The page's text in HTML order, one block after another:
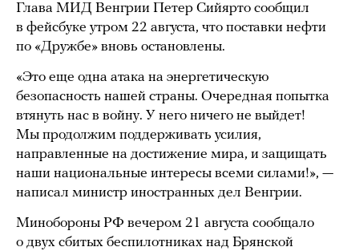
Глава МИД Венгрии Петер Сийярто сообщил
в фейсбуке утром 22 августа, что поставки нефти
по «Дружбе» вновь остановлены.
«Это еще одна атака на энергетическую
безопасность нашей страны. Очередная попытка
втянуть нас в войну. У него ничего не выйдет!
Мы продолжим поддерживать усилия,
направленные на достижение мира, и защищать
наши национальные интересы всеми силами!», —
написал министр иностранных дел Венгрии.
Минобороны РФ вечером 21 августа сообщало
о двух сбитых беспилотниках над Брянской